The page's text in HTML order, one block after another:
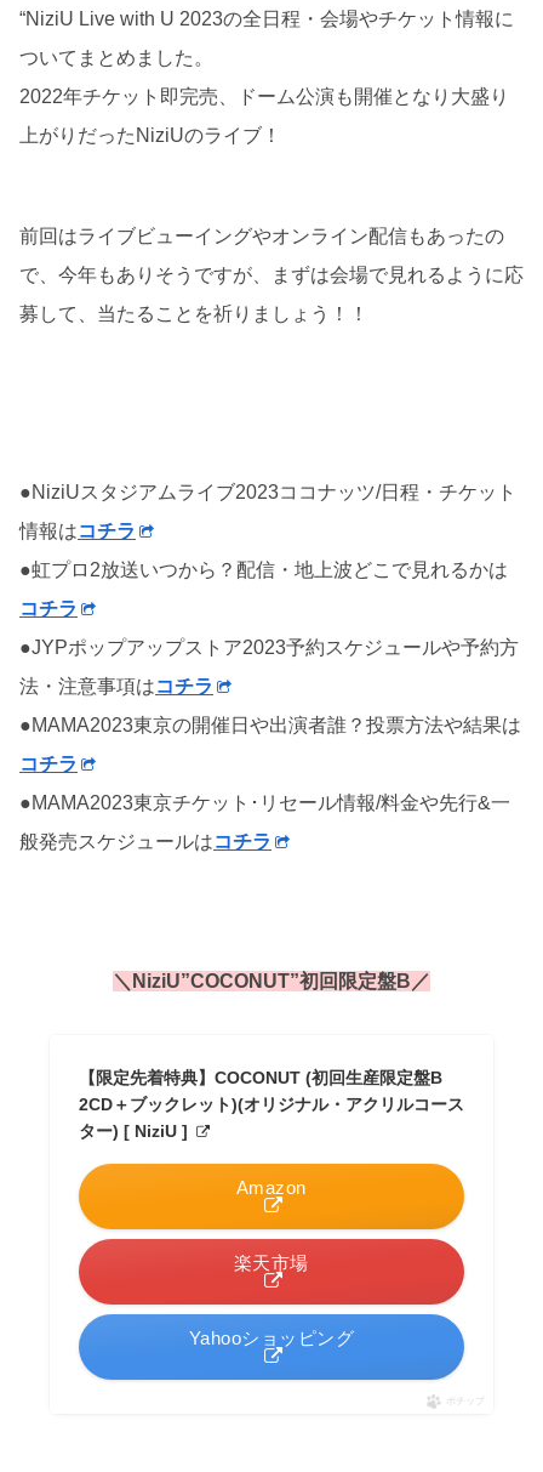
“NiziU Live with U 2023の全日程・会場やチケット情報に
ついてまとめました。
2022年チケット即完売、ドーム公演も開催となり大盛り
上がりだったNiziUのライブ！
前回はライブビューイングやオンライン配信もあったの
で、今年もありそうですが、まずは会場で見れるように応
募して、当たることを祈りましょう！！
●NiziUスタジアムライブ2023ココナッツ/日程・チケット
情報はコチラ
●虹プロ2放送いつから？配信・地上波どこで見れるかは
コチラ
●JYPポップアップストア2023予約スケジュールや予約方
法・注意事項はコチラ
●MAMA2023東京の開催日や出演者誰？投票方法や結果は
コチラ
●MAMA2023東京チケット･リセール情報/料金や先行&一
般発売スケジュールはコチラ
＼NiziU”COCONUT”初回限定盤B／
【限定先着特典】COCONUT (初回生産限定盤B
2CD＋ブックレット)(オリジナル・アクリルコース
ター) [ NiziU ]
Amazon
楽天市場
Yahooショッピング
ポチップ